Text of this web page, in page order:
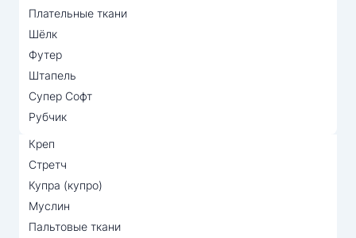
Плательные ткани
Шёлк
Футер
Штапель
Супер Софт
Рубчик
Креп
Стретч
Купра (купро)
Муслин
Пальтовые ткани